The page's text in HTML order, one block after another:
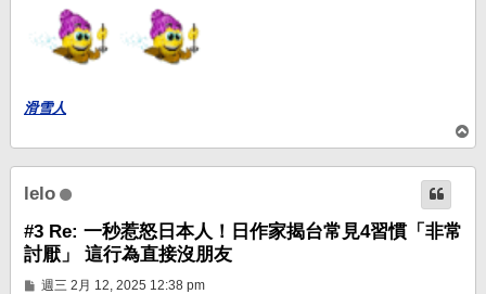
滑雪人
頂
端
lelo
#3 Re: 一秒惹怒日本人！日作家揭台常見4習慣「非常
討厭」 這行為直接沒朋友
文
週三 2月 12, 2025 12:38 pm